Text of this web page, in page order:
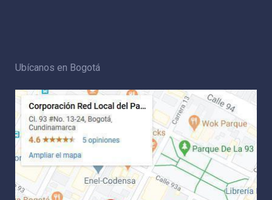
Ubícanos en Bogotá